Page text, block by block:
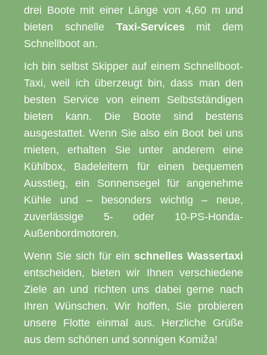
drei Boote mit einer Länge von 4,60 m und
bieten schnelle Taxi-Servicesmit dem
Schnellboot an.
Ich bin selbst Skipper auf einem Schnellboot-
Taxi, weil ich überzeugt bin, dass man den
besten Service von einem Selbstständigen
bieten kann. Die Boote sind bestens
ausgestattet. Wenn Sie also ein Boot bei uns
mieten, erhalten Sie unter anderem eine
Kühlbox, Badeleitern für einen bequemen
Ausstieg, ein Sonnensegel für angenehme
Kühle und – besonders wichtig – neue,
zuverlässige 5- oder 10-PS-Honda-
Außenbordmotoren.
Wenn Sie sich für ein schnelles Wassertaxi
entscheiden, bieten wir Ihnen verschiedene
Ziele an und richten uns dabei gerne nach
Ihren Wünschen. Wir hoffen, Sie probieren
unsere Flotte einmal aus. Herzliche Grüße
aus dem schönen und sonnigen Komiža!